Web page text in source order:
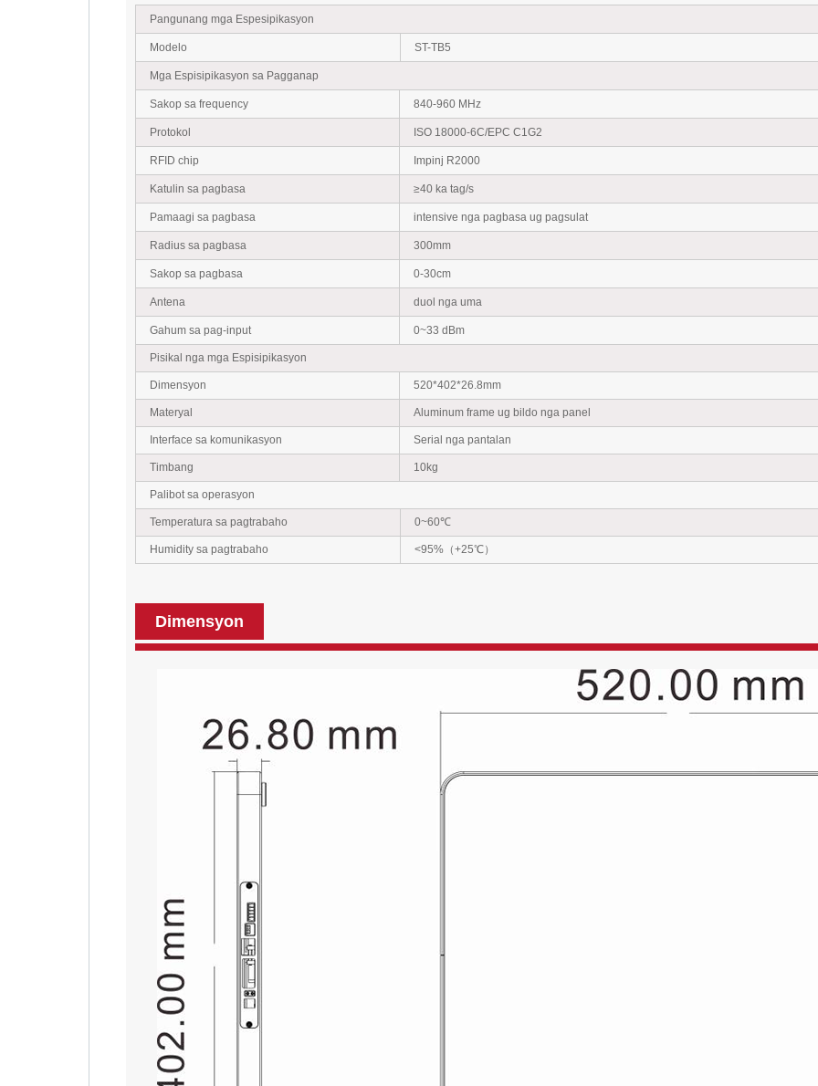
Pangunang mga Espesipikasyon
Modelo ST-TB5
Mga Espisipikasyon sa Pagganap
Sakop sa frequency 840-960 MHz
Protokol ISO 18000-6C/EPC C1G2
RFID chip Impinj R2000
Katulin sa pagbasa ≥40 ka tag/s
Pamaagi sa pagbasa intensive nga pagbasa ug pagsulat
Radius sa pagbasa 300mm
Sakop sa pagbasa 0-30cm
Antena duol nga uma
Gahum sa pag-input 0~33 dBm
Pisikal nga mga Espisipikasyon
Dimensyon 520*402*26.8mm
Materyal Aluminum frame ug bildo nga panel
Interface sa komunikasyon Serial nga pantalan
Timbang 10kg
Palibot sa operasyon
Temperatura sa pagtrabaho 0~60℃
Humidity sa pagtrabaho <95%（+25℃）
Dimensyon